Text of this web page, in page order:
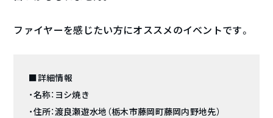
ファイヤーを感じたい方にオススメのイベントです。
■詳細情報
・名称：ヨシ焼き
・住所：渡良瀬遊水地（栃木市藤岡町藤岡内野地先）